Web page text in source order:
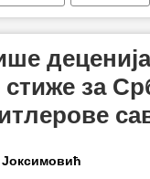
САД
Европска
за